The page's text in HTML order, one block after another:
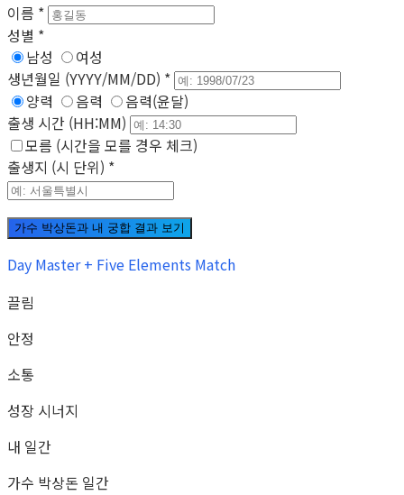
이름 *
성별 *
남성
여성
생년월일 (YYYY/MM/DD) *
양력
음력
음력(윤달)
출생 시간 (HH:MM)
모름 (시간을 모를 경우 체크)
출생지 (시 단위) *
가수 박상돈과 내 궁합 결과 보기
Day Master + Five Elements Match
끌림
안정
소통
성장 시너지
내 일간
가수 박상돈 일간